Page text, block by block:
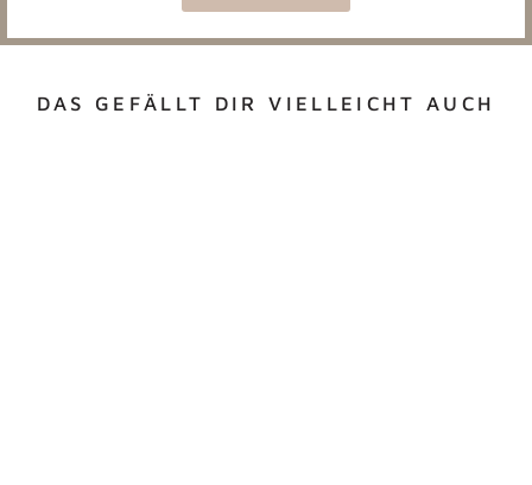
DAS GEFÄLLT DIR VIELLEICHT AUCH